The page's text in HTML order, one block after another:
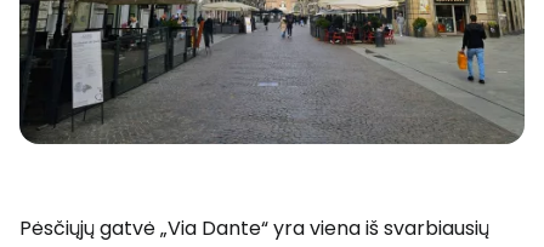
Pėsčiųjų gatvė „Via Dante“ yra viena iš svarbiausių